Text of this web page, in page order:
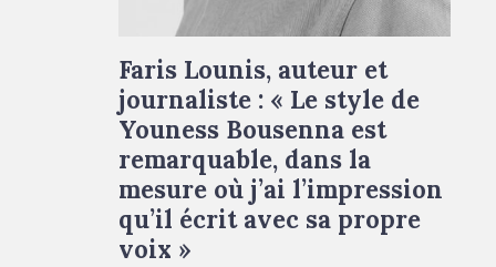
Faris Lounis © Droits réservés
Faris Lounis, auteur et
journaliste : « Le style de
Youness Bousenna est
remarquable, dans la
mesure où j’ai l’impression
qu’il écrit avec sa propre
voix »